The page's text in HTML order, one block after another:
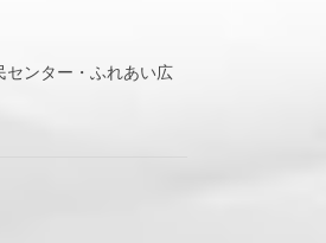
センター・ふれあい広